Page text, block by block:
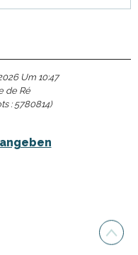
Um 10:47
de Ré
:5780814)